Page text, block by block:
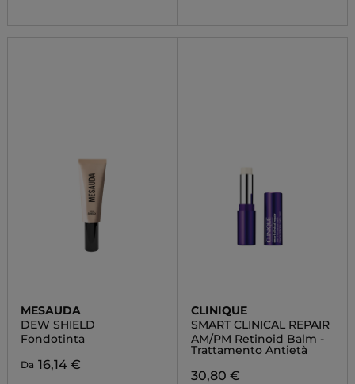
MESAUDA
DEW SHIELD
Fondotinta
Da 16,14 €
CLINIQUE
SMART CLINICAL REPAIR
AM/PM Retinoid Balm -
Trattamento Antietà
30,80 €